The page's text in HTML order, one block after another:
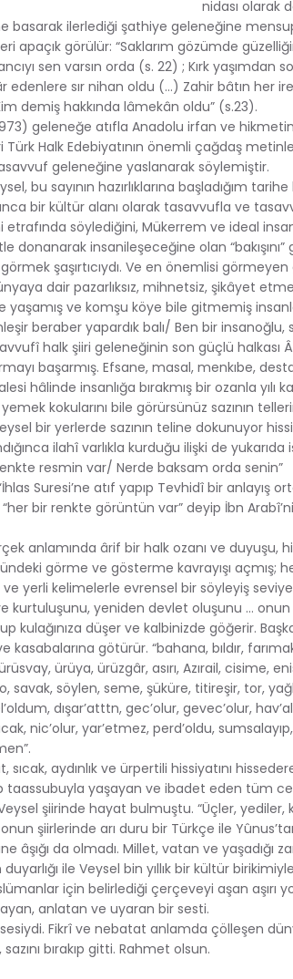
nidası olarak
basarak ilerlediği şathiye geleneğine
apaçık görülür: “Saklarım gözümde
sen varsın orda (s. 22) ; Kırk yaşımdan
edenlere sır nihan oldu (…) Zahir bâtın
demiş hakkında lâmekân oldu” (s.23).
geleneğe atıfla Anadolu irfan ve
Halk Edebiyatının önemli çağdaş
geleneğine yaslanarak söylemiştir.
bu sayının hazırlıklarına başladığım
bir kültür alanı olarak tasavvufla ve
söylediğini, Mükerrem ve ideal
donanarak insanileşeceğine olan
şaşırtıcıydı. Ve en önemlisi
dair pazarlıksız, mihnetsiz, şikâyet
yaşamış ve komşu köye bile gitmemiş
beraber yapardık balı/ Ben bir
halk şiiri geleneğinin son güçlü halkası
başarmış. Efsane, masal, menkıbe,
hâlinde insanlığa bırakmış bir ozanla yılı
kokularını bile görürsünüz sazının
bir yerlerde sazının teline dokunuyor
ilahî varlıkla kurduğu ilişki de
resmin var/ Nerde baksam orda senin”
Suresi’ne atıf yapıp Tevhidî bir
bir renkte görüntün var” deyip İbn
anlamında ârif bir halk ozanı ve duyuşu,
görme ve gösterme kavrayışı
yerli kelimelerle evrensel bir söyleyiş
kurtuluşunu, yeniden devlet oluşunu …
kulağınıza düşer ve kalbinizde göğerir.
kasabalarına götürür. “bahana, bıldır,
ürüya, ürüzgâr, asırı, Azırail, cisime,
savak, söylen, seme, şüküre, titireşir, tor,
dışar’atttn, gec’olur, gevec’olur,
nic’olur, yar’etmez, perd’oldu,
aydınlık ve ürpertili hissiyatını
taassubuyla yaşayan ve ibadet eden tüm
şiirinde hayat bulmuştu. “Üçler, yediler,
şiirlerinde arı duru bir Türkçe ile
âşığı da olmadı. Millet, vatan ve
ile Veysel bin yıllık bir kültür
için belirlediği çerçeveyi aşan
anlatan ve uyaran bir sesti.
sesiydi. Fikrî ve nebatat anlamda çölleşen
bırakıp gitti. Rahmet olsun.